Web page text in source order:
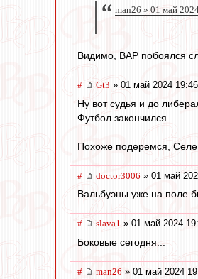
man26 » 01 май
Видимо, ВАР побоялся
# Gt3 » 01 май 2024 19:46
Ну вот судья и до
Футбол закончился.
Похоже подеремся,
# doctor3006 » 01 май
Вальбуэны уже на поле
# slava1 » 01 май 2024
Боковые сегодня...
# man26 » 01 май 2024